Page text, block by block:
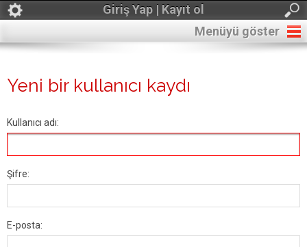
Giriş Yap | Kayıt ol
Menüyü göster
Yeni bir kullanıcı kaydı
Kullanıcı adı:
Şifre:
E-posta: